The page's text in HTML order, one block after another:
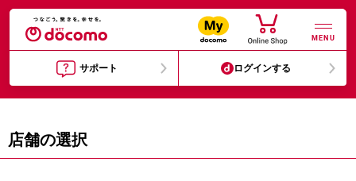
MENU
サポート ログインする
店舗の選択